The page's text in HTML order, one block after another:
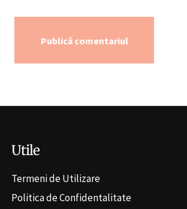
Utile
Termeni de Utilizare
Politica de Confidentalitate